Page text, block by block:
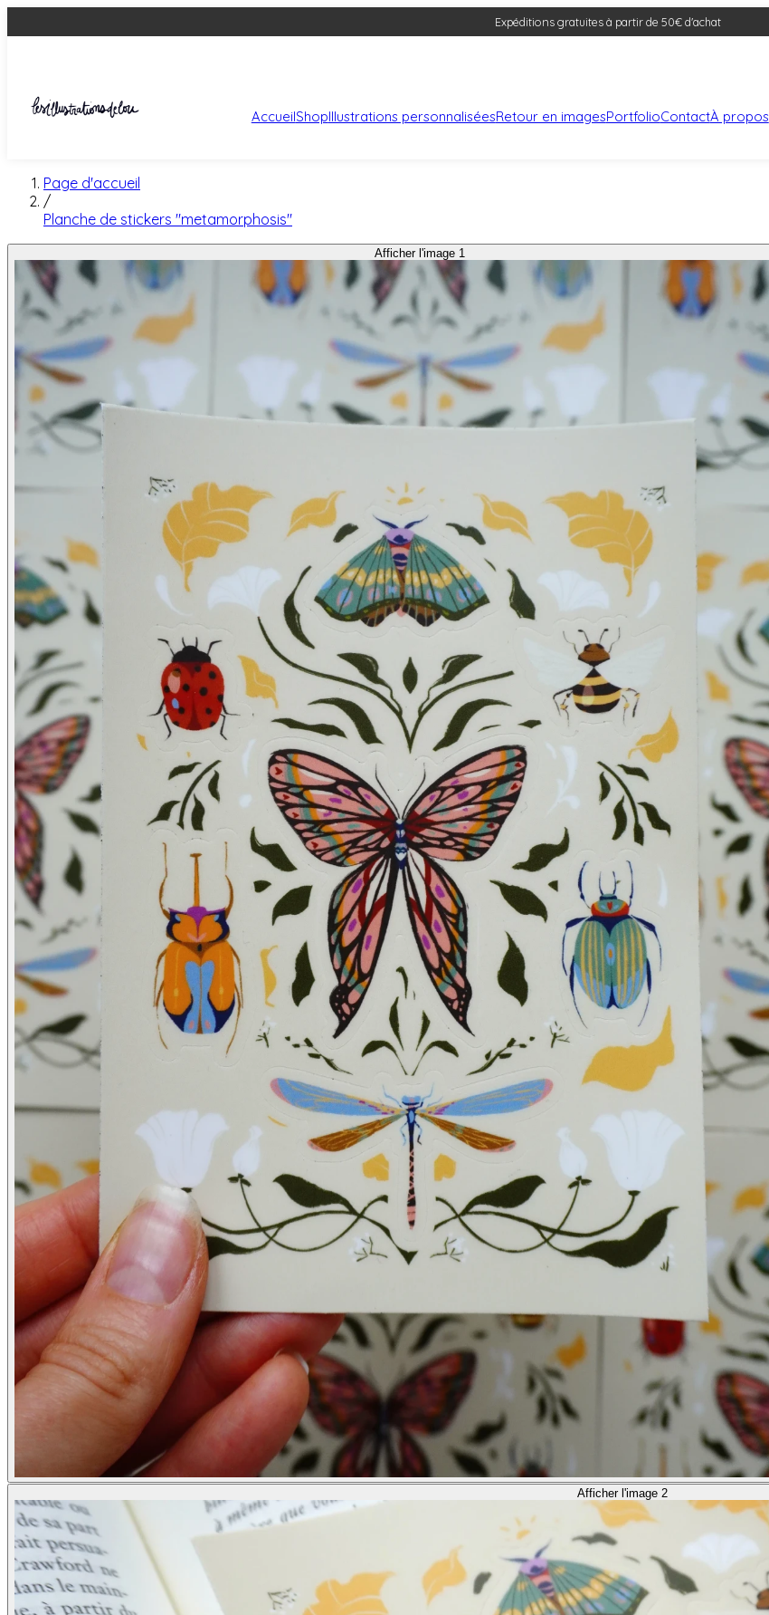
AccueilShopIllustrations personnaliséesRetour en imagesPortfolioContactÀ propos
Expéditions gratuites à partir de 50€ d'achat
Page d'accueil
/
Planche de stickers "metamorphosis"
Afficher l'image 1
Afficher l'image 2